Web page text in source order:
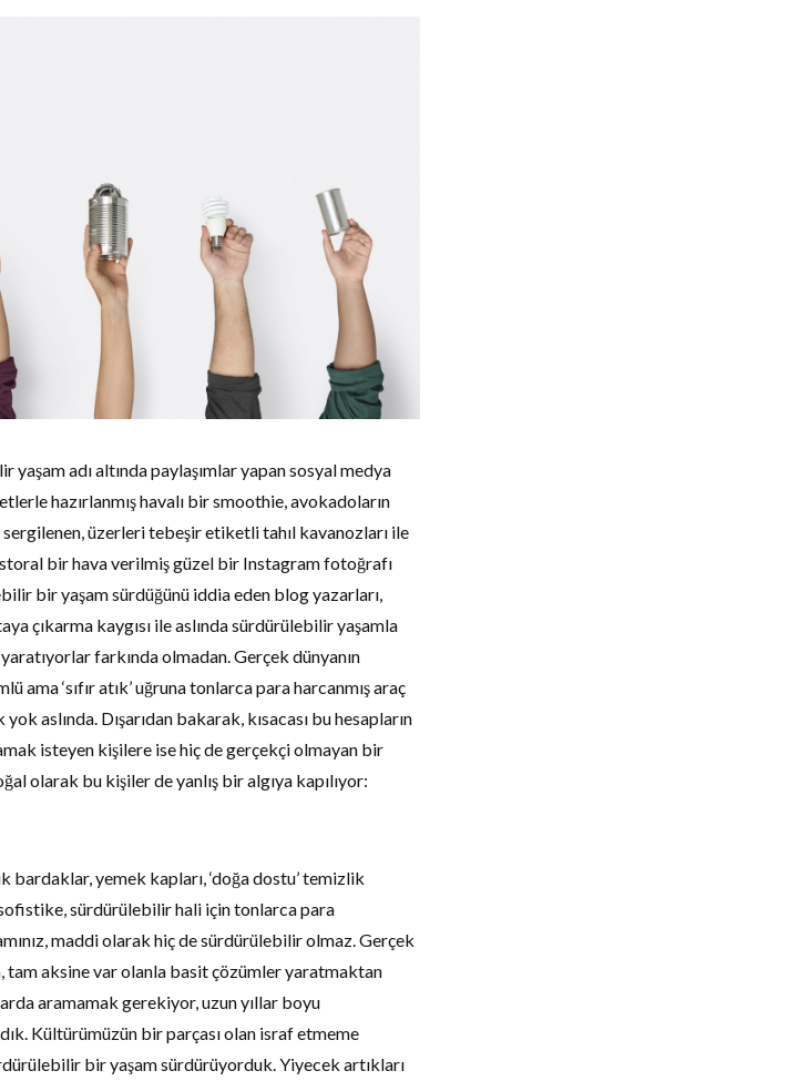
yaşam adı altında paylaşımlar yapan sosyal medya
hazırlanmış havalı bir smoothie, avokadoların
üzerleri tebeşir etiketli tahıl kavanozları ile
bir hava verilmiş güzel bir Instagram fotoğrafı
bir yaşam sürdüğünü iddia eden blog yazarları,
çıkarma kaygısı ile aslında sürdürülebilir yaşamla
farkında olmadan. Gerçek dünyanın
ama ‘sıfır atık’ uğruna tonlarca para harcanmış araç
aslında. Dışarıdan bakarak, kısacası bu hesapların
isteyen kişilere ise hiç de gerçekçi olmayan bir
olarak bu kişiler de yanlış bir algıya kapılıyor:
yemek kapları, ‘doğa dostu’ temizlik
sürdürülebilir hali için tonlarca para
maddi olarak hiç de sürdürülebilir olmaz. Gerçek
tam aksine var olanla basit çözümler yaratmaktan
aramamak gerekiyor, uzun yıllar boyu
Kültürümüzün bir parçası olan israf etmeme
bir yaşam sürdürüyorduk. Yiyecek artıkları